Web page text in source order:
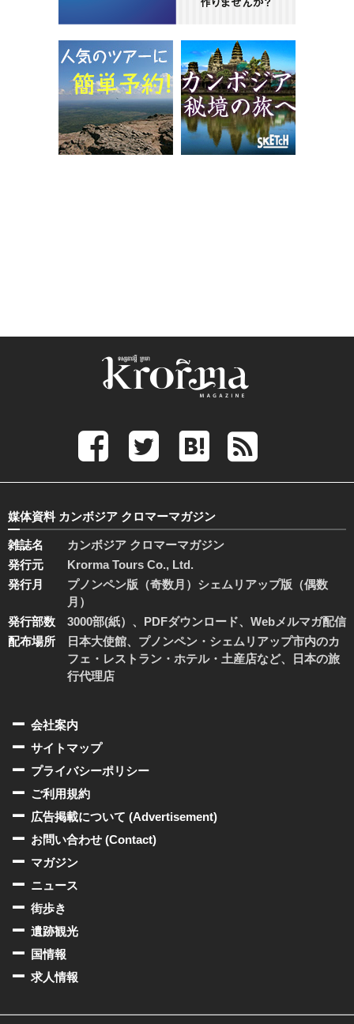
媒体資料 カンボジア クロマーマガジン
雑誌名
カンボジア クロマーマガジン
発行元
Krorma Tours Co., Ltd.
発行月
プノンペン版（奇数月）シェムリアップ版（偶数
月）
発行部数
3000部(紙）、PDFダウンロード、Webメルマガ配信
配布場所
日本大使館、プノンペン・シェムリアップ市内のカ
フェ・レストラン・ホテル・土産店など、日本の旅
行代理店
会社案内
サイトマップ
プライバシーポリシー
ご利用規約
広告掲載について (Advertisement)
お問い合わせ (Contact)
マガジン
ニュース
街歩き
遺跡観光
国情報
求人情報